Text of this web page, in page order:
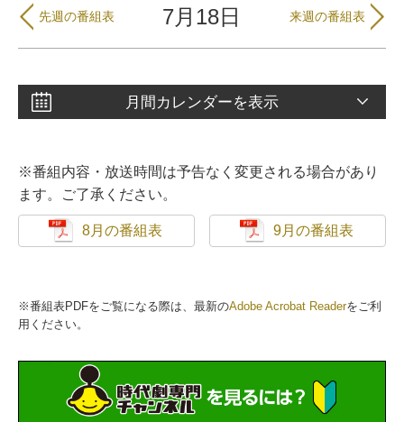
先週の番組表 7月18日 来週の番組表
月間カレンダーを表示
※番組内容・放送時間は予告なく変更される場合があり
ます。ご了承ください。
8月の番組表 9月の番組表
※番組表PDFをご覧になる際は、最新のAdobe Acrobat Readerをご利
用ください。